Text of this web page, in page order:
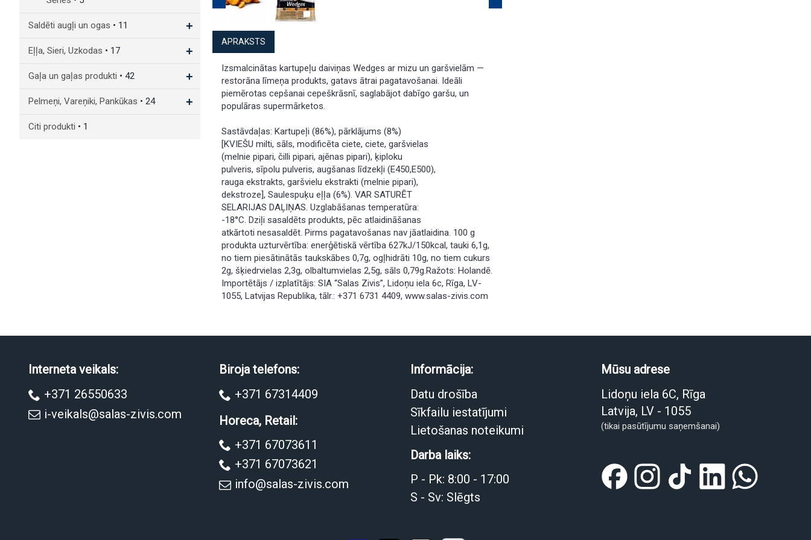
Saldēti augļi un ogas • 11 +
Eļļa, Sieri, Uzkodas • 17 +
Gaļa un gaļas produkti • 42 +
Pelmeņi, Vareņiki, Pankūkas • 24 +
Citi produkti • 1
APRAKSTS
Izsmalcinātas kartupeļu daiviņas Wedges ar mizu un garšvielām —
restorāna līmeņa produkts, gatavs ātrai pagatavošanai. Ideāli
piemērotas cepšanai cepeškrāsnī, saglabājot dabīgo garšu, un
populāras supermārketos.
Sastāvdaļas: Kartupeļi (86%), pārklājums (8%)
[KVIEŠU milti, sāls, modificēta ciete, ciete, garšvielas
(melnie pipari, čilli pipari, ajēnas pipari), ķiploku
pulveris, sīpolu pulveris, augšanas līdzekļi (E450,E500),
rauga ekstrakts, garšvielu ekstrakti (melnie pipari),
dekstroze], Saulespuķu eļļa (6%). VAR SATURĒT
SELARIJAS DAĻIŅAS. Uzglabāšanas temperatūra:
-18°C. Dziļi sasaldēts produkts, pēc atlaidināšanas
atkārtoti nesasaldēt. Pirms pagatavošanas nav jāatlaidina. 100 g
produkta uzturvērtība: enerģētiskā vērtība 627kJ/150kcal, tauki 6,1g,
no tiem piesātinātās taukskābes 0,7g, ogļhidrāti 10g, no tiem cukurs
2g, šķiedrvielas 2,3g, olbaltumvielas 2,5g, sāls 0,79g.Ražots: Holandē.
Importētājs / izplatītājs: SIA “Salas Zivis”, Lidoņu iela 6c, Rīga, LV-
1055, Latvijas Republika, tālr.: +371 6731 4409, www.salas-zivis.com
Interneta veikals:
+371 26550633
i-veikals@salas-zivis.com
Biroja telefons:
+371 67314409
Horeca, Retail:
+371 67073611
+371 67073621
info@salas-zivis.com
Informācija:
Datu drošība
Sīkfailu iestatījumi
Lietošanas noteikumi
Darba laiks:
P - Pk: 8:00 - 17:00
S - Sv: Slēgts
Mūsu adrese
Lidoņu iela 6C, Rīga
Latvija, LV - 1055
(tikai pasūtījumu saņemšanai)